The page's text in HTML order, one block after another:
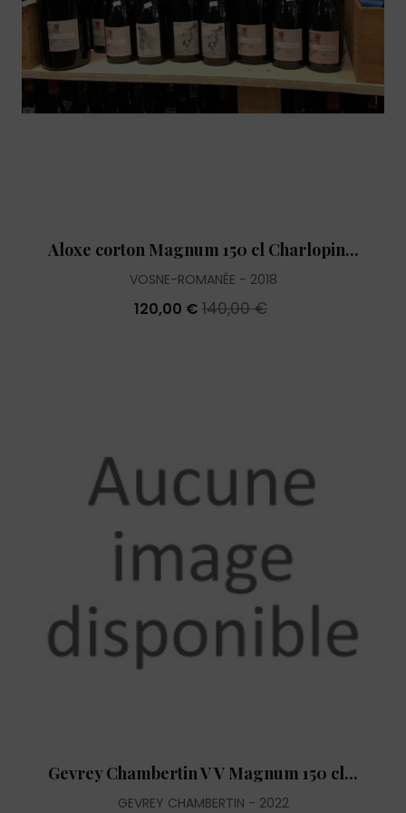
Aloxe corton Magnum 150 cl Charlopin...
VOSNE-ROMANÉE 2018
120,00 € 140,00 €
Gevrey Chambertin V V Magnum 150 cl...
GEVREY CHAMBERTIN 2022